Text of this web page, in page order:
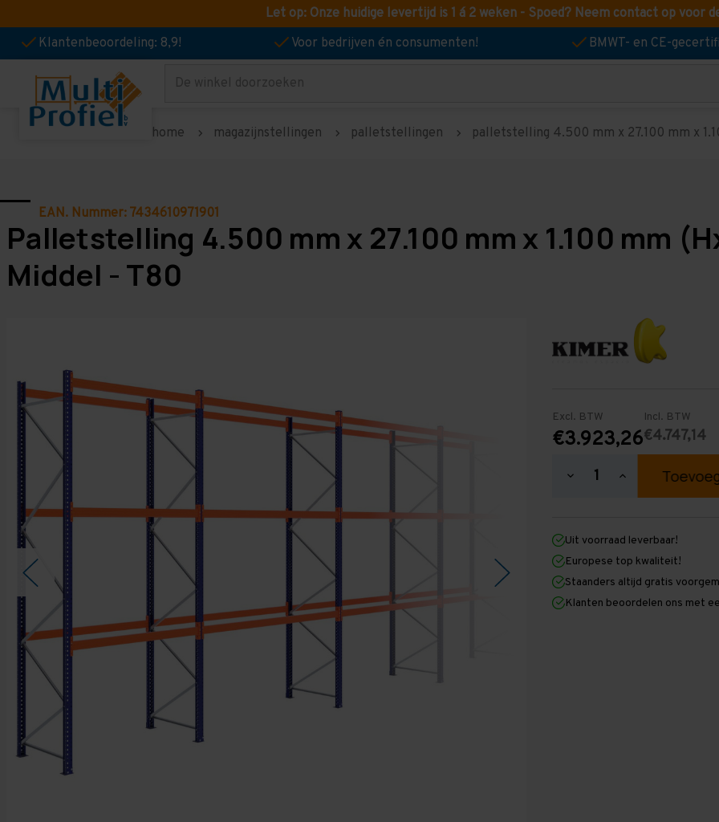
Let op: Onze huidige levertijd is 1 á 2 weken - Spoed? Neem contact op voor
Klantenbeoordeling: 8,9!
Voor bedrijven én consumenten! BMWT- en CE-
Zoeken
home magazijnstellingen palletstellingen palletstelling 4.500 mm x 27.100 mm x
EAN. Nummer: 7434610971901
Palletstelling 4.500 mm x 27.100 mm x 1.100 mm
Middel - T80
Excl. BTW
€3.923,26
Incl. BTW
€4.747,14
Hoeveelheid
4.500
mm
x
27.100
mm
x
1.100
Hoeveelheid
verhogen
4.500
mm
x
27.100
mm
x
1.100
Uit voorraad leverbaar!
Europese top kwaliteit!
Staanders altijd gratis
Klanten beoordelen ons met